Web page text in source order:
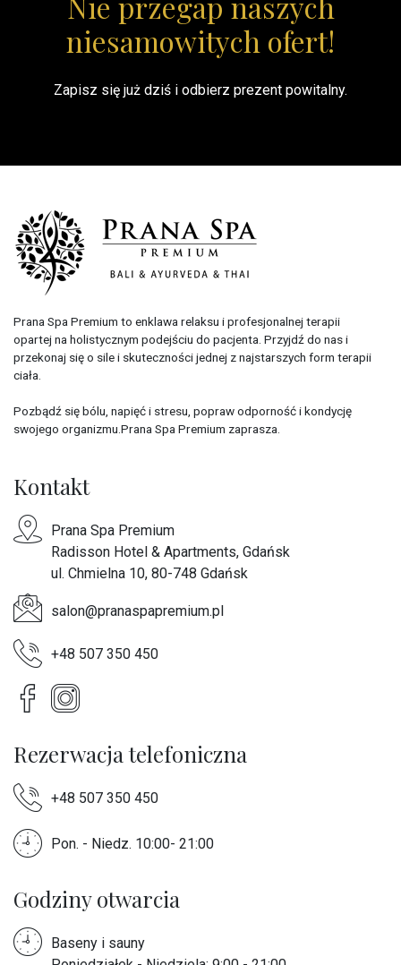
niesamowitych ofert!
Zapisz się już dziś i odbierz prezent powitalny.
Prana Spa Premium to enklawa relaksu i profesjonalnej terapii
opartej na holistycznym podejściu do pacjenta. Przyjdź do nas i
przekonaj się o sile i skuteczności jednej z najstarszych form terapii
ciała.
Pozbądź się bólu, napięć i stresu, popraw odporność i kondycję
swojego organizmu.Prana Spa Premium zaprasza.
Kontakt
Prana Spa Premium
Radisson Hotel & Apartments, Gdańsk
ul. Chmielna 10, 80-748 Gdańsk
salon@pranaspapremium.pl
+48 507 350 450
Rezerwacja telefoniczna
+48 507 350 450
Pon. - Niedz. 10:00- 21:00
Godziny otwarcia
Baseny i sauny